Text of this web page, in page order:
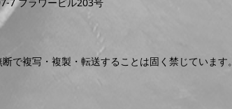
で複写・複製・転送することは固く禁じています。